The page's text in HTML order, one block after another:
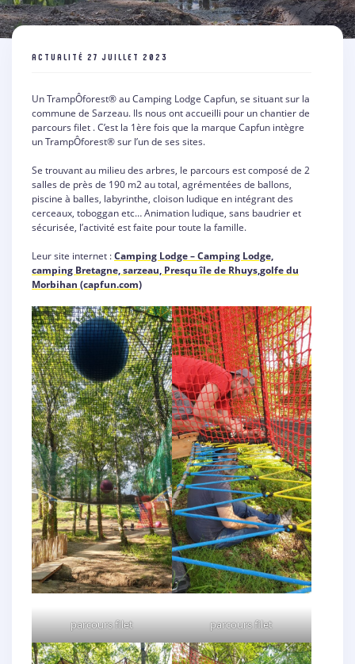
ACTUALITÉ 27 JUILLET 2023
Un TrampÔforest® au Camping Lodge Capfun, se situant sur la
commune de Sarzeau. Ils nous ont accueilli pour un chantier de
parcours filet . C’est la 1ère fois que la marque Capfun intègre
un TrampÔforest® sur l’un de ses sites.
Se trouvant au milieu des arbres, le parcours est composé de 2
salles de près de 190 m2 au total, agrémentées de ballons,
piscine à balles, labyrinthe, cloison ludique en intégrant des
cerceaux, toboggan etc… Animation ludique, sans baudrier et
sécurisée, l’activité est faite pour toute la famille.
Leur site internet :Camping Lodge – Camping Lodge,
camping Bretagne, sarzeau, Presqu île de Rhuys,golfe du
Morbihan (capfun.com)
parcours filet parcours filet